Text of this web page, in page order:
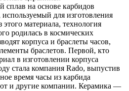
на основе карбидов
для изготовления
материала, технология
родилась в космических
корпуса и браслеты часов,
браслетов. Первой, кто
в изготовлении корпуса
стала компания Rado, выпустив
время часы из карбида
и другие компании. Керамика —